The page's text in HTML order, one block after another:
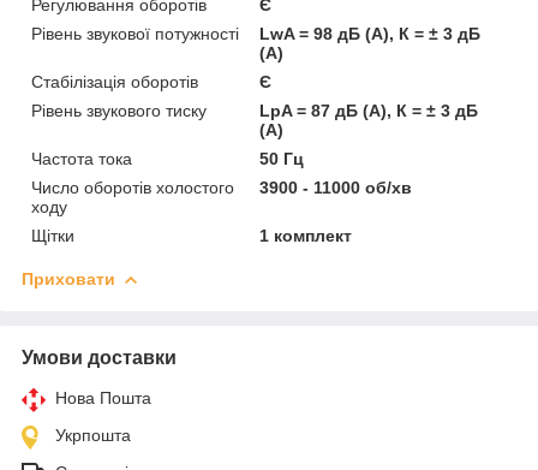
Регулювання оборотів
Є
Рівень звукової потужності
LwA = 98 дБ (А), К = ± 3 дБ
(А)
Стабілізація оборотів
Є
Рівень звукового тиску
LpA = 87 дБ (А), К = ± 3 дБ
(А)
Частота тока
50 Гц
Число оборотів холостого
ходу
3900 - 11000 об/хв
Щітки 1 комплект
Приховати
Умови доставки
Нова Пошта
Укрпошта